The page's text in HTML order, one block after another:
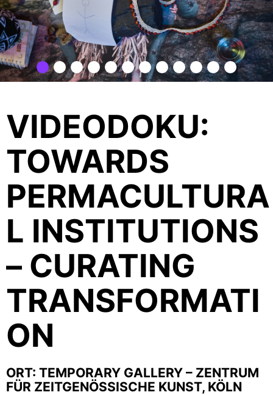
VIDEODOKU:
TOWARDS
PERMACULTURA
L INSTITUTIONS
– CURATING
TRANSFORMATI
ON
ORT: TEMPORARY GALLERY – ZENTRUM
FÜR ZEITGENÖSSISCHE KUNST, KÖLN